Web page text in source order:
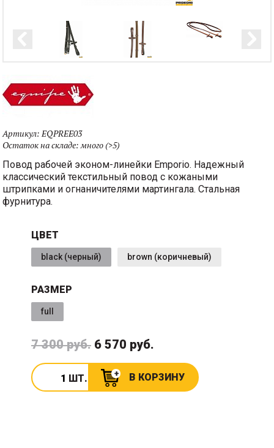
Артикул:EQPREE03
Остаток на складе:много (>5)
Повод рабочей эконом-линейки Emporio. Надежный
классический текстильный повод с кожаными
штрипками и огнаничителями мартингала. Стальная
фурнитура.
ЦВЕТ
black (черный) brown (коричневый)
РАЗМЕР
full
7 300 руб. 6 570 руб.
ШТ. В КОРЗИНУ